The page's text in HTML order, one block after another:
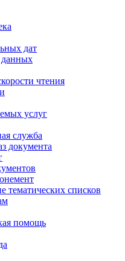
дат
данных
чтения
услуг
служба
документа
тематических списков
помощь